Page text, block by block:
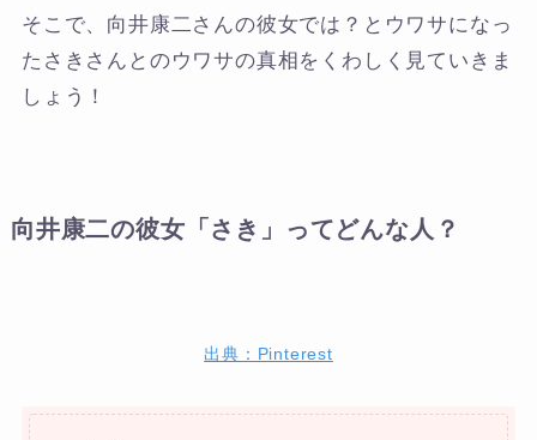
そこで、向井康二さんの彼女では？とウワサになっ
たさきさんとのウワサの真相をくわしく見ていきま
しょう！
向井康二の彼女「さき」ってどんな人？
出典：Pinterest